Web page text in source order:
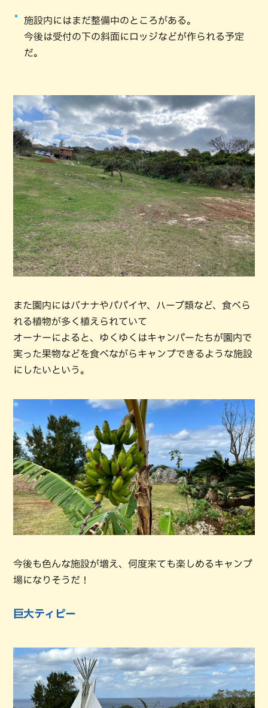
施設内にはまだ整備中のところがある。
今後は受付の下の斜面にロッジなどが作られる予定
だ。
また園内にはバナナやパパイヤ、ハーブ類など、食べら
れる植物が多く植えられていて
オーナーによると、ゆくゆくはキャンパーたちが園内で
実った果物などを食べながらキャンプできるような施設
にしたいという。
今後も色んな施設が増え、何度来ても楽しめるキャンプ
場になりそうだ！
巨大ティピー